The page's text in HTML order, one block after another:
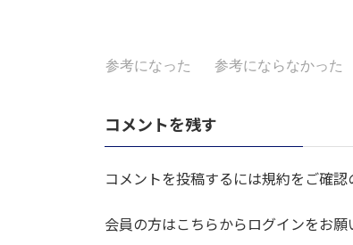
参考になった 参考にならなかった
コメントを残す
コメントを投稿するには規約をご確認
会員の方はこちらからログインをお願